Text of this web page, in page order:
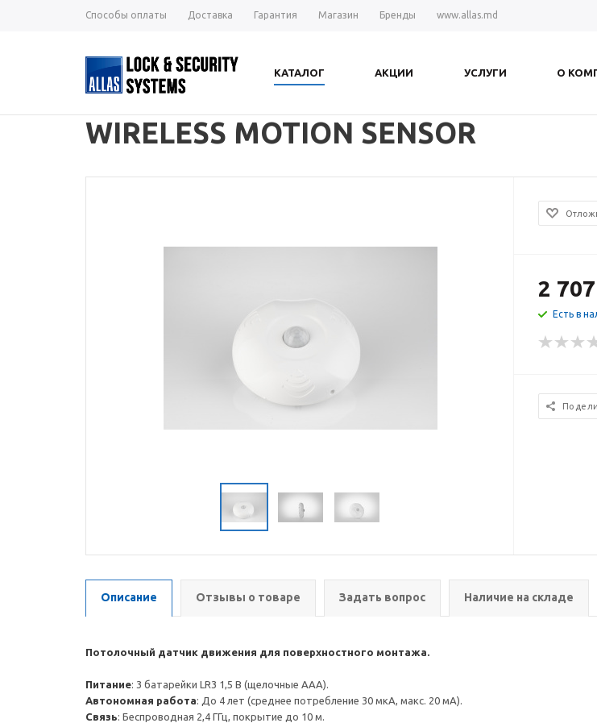
Способы оплаты Доставка Гарантия Магазин Бренды www.allas.md
КАТАЛОГ АКЦИИ УСЛУГИ О
WIRELESS MOTION SENSOR
2 707
Есть в
Описание Отзывы о товаре Задать вопрос Наличие на складе
Потолочный датчик движения для поверхностного монтажа.
Питание: 3 батарейки LR3 1,5 В (щелочные AAA).
Автономная работа: До 4 лет (среднее потребление 30 мкА, макс. 20 мА).
Связь: Беспроводная 2,4 ГГц, покрытие до 10 м.